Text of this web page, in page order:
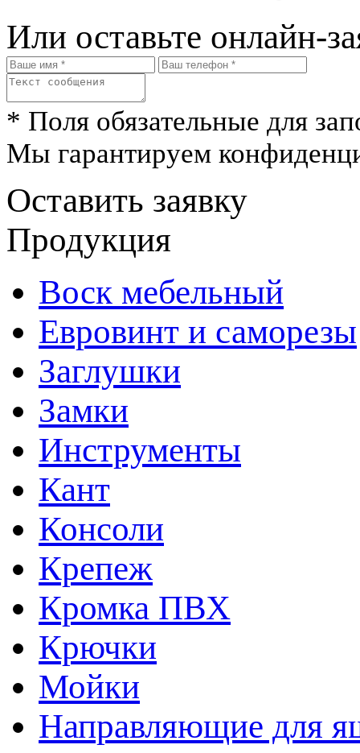
Или оставьте онлайн-
* Поля обязательные для
Мы гарантируем
Оставить заявку
Продукция
Воск мебельный
Евровинт и саморезы
Заглушки
Замки
Инструменты
Кант
Консоли
Крепеж
Кромка ПВХ
Крючки
Мойки
Направляющие для